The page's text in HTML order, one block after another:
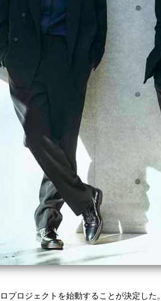
プロジェクトを始動することが決定した。